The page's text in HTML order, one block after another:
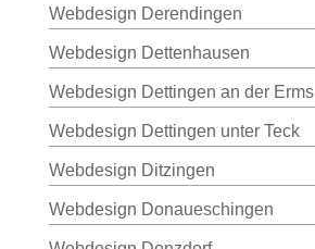
Webdesign Derendingen
Webdesign Dettenhausen
Webdesign Dettingen an der Erms
Webdesign Dettingen unter Teck
Webdesign Ditzingen
Webdesign Donaueschingen